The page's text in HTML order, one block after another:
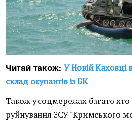
Читай також: У Новій Каховці
склад окупантів із БК
Також у соцмережах багато хто
руйнування ЗСУ "Кримського